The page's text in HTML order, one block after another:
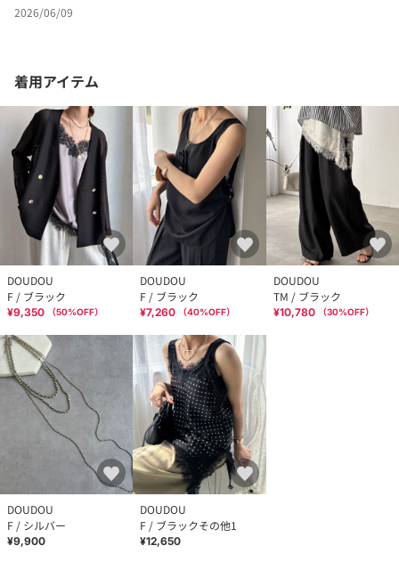
2026/06/09
着用アイテム
DOUDOU
F / ブラック
¥9,350 （50%OFF）
DOUDOU
F / ブラック
¥7,260 （40%OFF）
DOUDOU
TM / ブラック
¥10,780 （30%OFF）
DOUDOU
F / シルバー
¥9,900
DOUDOU
F / ブラックその他1
¥12,650